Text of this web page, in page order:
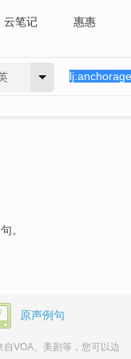
云笔记 惠惠
。
原声例句
自VOA、美剧等，您可以边